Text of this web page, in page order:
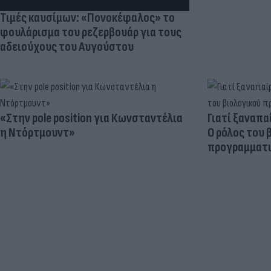
Τιμές καυσίμων: «Πονοκέφαλος» το
φουλάρισμα του ρεζερβουάρ για τους
αδειούχους του Αυγούστου
«Στην pole position για Κωνσταντέλια
η Ντόρτμουντ»
Γιατί
Ο ρόλος του